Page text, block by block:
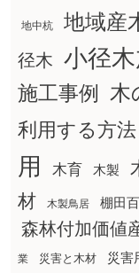
地中杭 地域産
径木 小径
施工事例
木
利用する方法
用
木育 木製
材
木製鳥居 棚田
森林付加価値
業 災害と木材 災害